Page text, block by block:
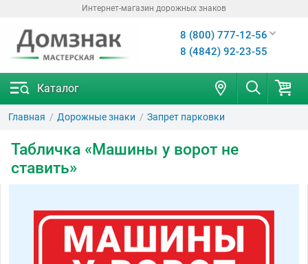
Интернет-магазин дорожных знаков
8 (800) 777-12-56
8 (4842) 92-23-55
Каталог
Главная Дорожные знаки Запрет парковки
Табличка «Машины у ворот не
ставить»